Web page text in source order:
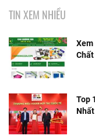
TIN XEM NHIỀU
Xem
Top